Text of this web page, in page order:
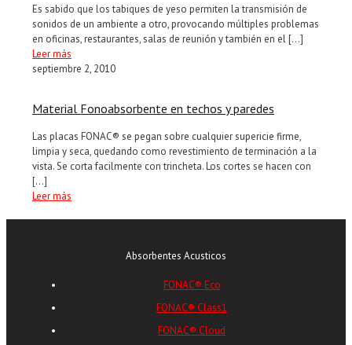
Es sabido que los tabiques de yeso permiten la transmisión de
sonidos de un ambiente a otro, provocando múltiples problemas
en oficinas, restaurantes, salas de reunión y también en el[…]
Leer más
septiembre 2, 2010
Material Fonoabsorbente en techos y paredes
Las placas FONAC® se pegan sobre cualquier supericie firme,
limpia y seca, quedando como revestimiento de terminación a la
vista. Se corta facilmente con trincheta. Los cortes se hacen con
[…]
Leer más
Absorbentes Acusticos
FONAC® Eco
FONAC® Class1
FONAC® Cloud